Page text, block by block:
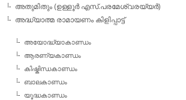
അതുമിതും (ഉള്ളൂര്‍ എസ്.പരമേശ്വരയ്യര്‍)
അദ്ധ്യാത്മ രാമായണം കിളിപ്പാട്ട്‌
അയോദ്ധ്യാകാണ്ഡം
ആരണ്യകാണ്ഡം
കിഷ്കിന്ധകാണ്ഡം
ബാലകാണ്ഡം
യൂദ്ധകാണ്ഡം